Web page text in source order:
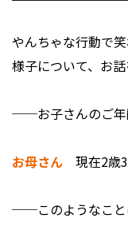
やんちゃな行動で
様子について、お
──お子さんのご年
お母さん 現在2歳3
──このようなこと